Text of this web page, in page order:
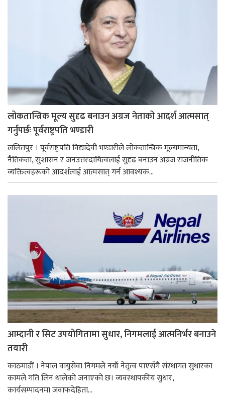
लोकतान्त्रिक मूल्य सुदृढ बनाउन अग्रज नेताको आदर्श आत्मसात्
गर्नुपर्छः पूर्वराष्ट्रपति भण्डारी
ललितपुर । पूर्वराष्ट्रपति विद्यादेवी भण्डारीले लोकतान्त्रिक मूल्यमान्यता,
नैतिकता, सुशासन र जनउत्तरदायित्वलाई सुदृढ बनाउन अग्रज राजनीतिक
व्यक्तित्वहरूको आदर्शलाई आत्मसात् गर्न आवश्यक...
आम्दानी र सिट उपयोगितामा सुधार, निगमलाई आत्मनिर्भर बनाउने
तयारी
काठमाडाैं । नेपाल वायुसेवा निगमले नयाँ नेतृत्व पाएसँगै संस्थागत सुधारका
कामले गति लिन थालेको जनाएको छ। व्यवस्थापकीय सुधार,
कार्यसम्पादनमा जवाफदेहिता...